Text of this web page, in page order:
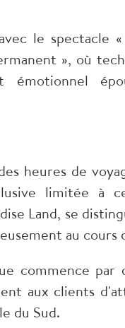
le
», où
heures de
limitée à
Land, se
au cours
commence par
aux clients
du Sud.